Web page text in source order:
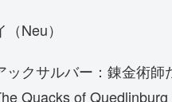
（Neu）
ックサルバー：錬金術師
Quacks of